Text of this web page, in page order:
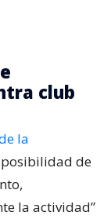
club
la
de
la actividad”